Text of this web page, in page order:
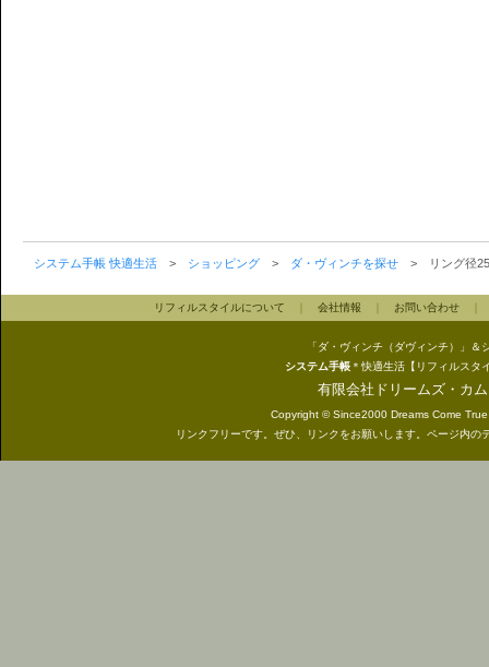
システム手帳 快適生活 > ショッピング > ダ・ヴィンチを探せ > リング径
リフィルスタイルについて 会社情報 お問い合わせ
「ダ・ヴィンチ（ダヴィンチ）」＆
システム手帳 ＊快適生活【リフィルスタ
有限会社ドリームズ・カ
Copyright © Since2000 Dreams Come
リンクフリーです。ぜひ、リンクをお願いします。ページ内